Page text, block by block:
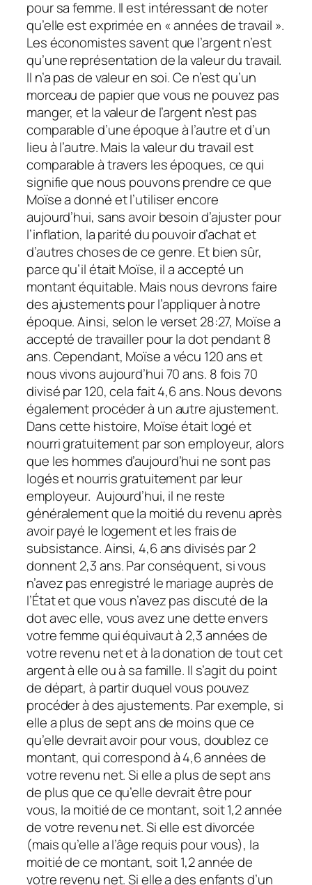
pour sa femme. Il est intéressant de noter
qu’elle est exprimée en « années de travail ».
Les économistes savent que l’argent n’est
qu’une représentation de la valeur du travail.
Il n’a pas de valeur en soi. Ce n’est qu’un
morceau de papier que vous ne pouvez pas
manger, et la valeur de l’argent n’est pas
comparable d’une époque à l’autre et d’un
lieu à l’autre. Mais la valeur du travail est
comparable à travers les époques, ce qui
signifie que nous pouvons prendre ce que
Moïse a donné et l’utiliser encore
aujourd’hui, sans avoir besoin d’ajuster pour
l’inflation, la parité du pouvoir d’achat et
d’autres choses de ce genre. Et bien sûr,
parce qu’il était Moïse, il a accepté un
montant équitable. Mais nous devrons faire
des ajustements pour l’appliquer à notre
époque. Ainsi, selon le verset 28:27, Moïse a
accepté de travailler pour la dot pendant 8
ans. Cependant, Moïse a vécu 120 ans et
nous vivons aujourd’hui 70 ans. 8 fois 70
divisé par 120, cela fait 4,6 ans. Nous devons
également procéder à un autre ajustement.
Dans cette histoire, Moïse était logé et
nourri gratuitement par son employeur, alors
que les hommes d’aujourd’hui ne sont pas
logés et nourris gratuitement par leur
employeur. Aujourd’hui, il ne reste
généralement que la moitié du revenu après
avoir payé le logement et les frais de
subsistance. Ainsi, 4,6 ans divisés par 2
donnent 2,3 ans. Par conséquent, si vous
n’avez pas enregistré le mariage auprès de
l’État et que vous n’avez pas discuté de la
dot avec elle, vous avez une dette envers
votre femme qui équivaut à 2,3 années de
votre revenu net et à la donation de tout cet
argent à elle ou à sa famille. Il s’agit du point
de départ, à partir duquel vous pouvez
procéder à des ajustements. Par exemple, si
elle a plus de sept ans de moins que ce
qu’elle devrait avoir pour vous, doublez ce
montant, qui correspond à 4,6 années de
votre revenu net. Si elle a plus de sept ans
de plus que ce qu’elle devrait être pour
vous, la moitié de ce montant, soit 1,2 année
de votre revenu net. Si elle est divorcée
(mais qu’elle a l’âge requis pour vous), la
moitié de ce montant, soit 1,2 année de
votre revenu net. Si elle a des enfants d’un